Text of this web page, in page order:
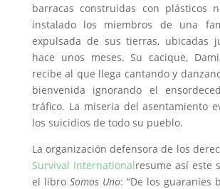
barracas construidas con plásticos
instalado los miembros de una
expulsada de sus tierras, ubicadas
hace unos meses. Su cacique,
recibe al que llega cantando y
bienvenida ignorando el
tráfico. La miseria del asentamiento
los suicidios de todo su pueblo.
La organización defensora de los
Survival Internationalresume así este
el libro Somos Uno: “De los guaraníes